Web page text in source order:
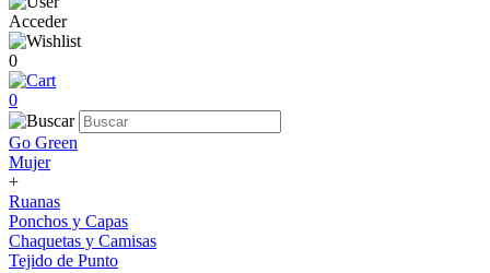
Acceder
0
0
Go Green
Mujer
+
Ruanas
Ponchos y Capas
Chaquetas y Camisas
Tejido de Punto